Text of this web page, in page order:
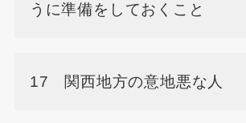
うに準備をしておくこと
17 関西地方の意地悪な人